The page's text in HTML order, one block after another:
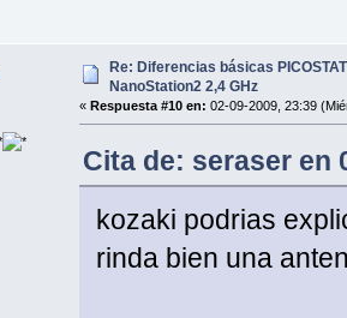
Re: Diferencias básicas
NanoStation2 2,4 GHz
« Respuesta #10 en: 02-09-2009, 23:39
Cita de: seraser en
kozaki podrias
rinda bien una